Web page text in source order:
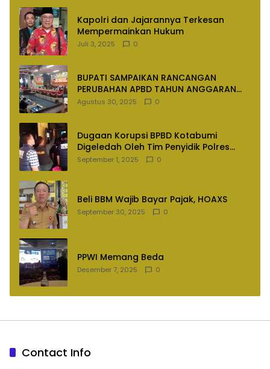
Kapolri dan Jajarannya Terkesan
Mempermainkan Hukum
Juli 3, 2025 0
BUPATI SAMPAIKAN RANCANGAN
PERUBAHAN APBD TAHUN ANGGARAN
2025
Agustus 30, 2025 0
Dugaan Korupsi BPBD Kotabumi
Digeledah Oleh Tim Penyidik Polres
Lampung Utara
September 1, 2025 0
Beli BBM Wajib Bayar Pajak, HOAXS
September 30, 2025 0
PPWI Memang Beda
Desember 7, 2025 0
Contact Info